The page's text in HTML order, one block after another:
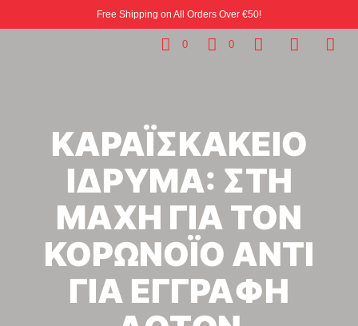
Free Shipping on All Orders Over €50!
0 0
ΚΑΡΑΪΣΚΑΚΕΙΟ
ΙΔΡΥΜΑ: ΣΤΗ
ΜΑΧΗ ΓΙΑ ΤΟΝ
ΚΟΡΩΝΟΪΟ ΑΝΤΙ
ΓΙΑ ΕΓΓΡΑΦΗ